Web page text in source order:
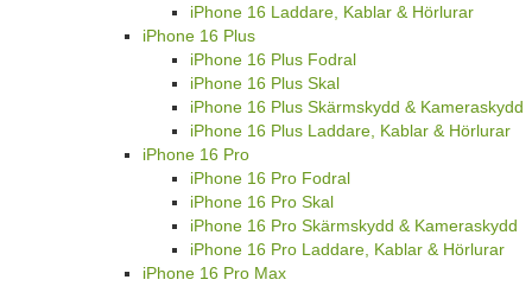
iPhone 16 Laddare, Kablar & Hörlurar
iPhone 16 Plus
iPhone 16 Plus Fodral
iPhone 16 Plus Skal
iPhone 16 Plus Skärmskydd & Kameraskydd
iPhone 16 Plus Laddare, Kablar & Hörlurar
iPhone 16 Pro
iPhone 16 Pro Fodral
iPhone 16 Pro Skal
iPhone 16 Pro Skärmskydd & Kameraskydd
iPhone 16 Pro Laddare, Kablar & Hörlurar
iPhone 16 Pro Max